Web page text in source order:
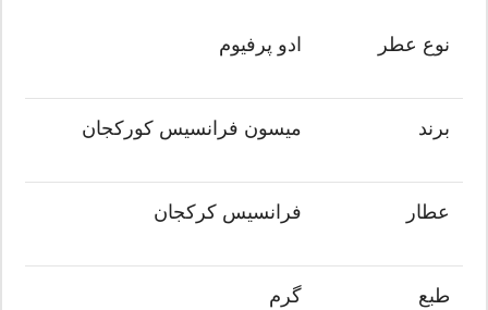
نوع عطر ادو پرفیوم
برند میسون فرانسیس کورکجان
عطار فرانسیس کرکجان
طبع گرم